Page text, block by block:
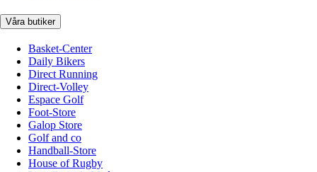
Våra butiker
Basket-Center
Daily Bikers
Direct Running
Direct-Volley
Espace Golf
Foot-Store
Galop Store
Golf and co
Handball-Store
House of Rugby